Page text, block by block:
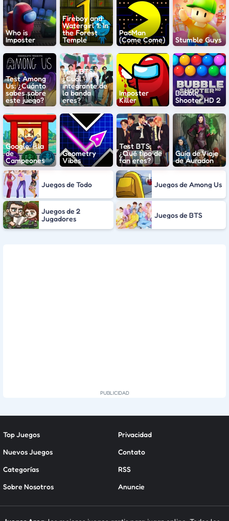
Who is
Imposter
Fireboy and
Watergirl 1: In
the Forest
Temple
PacMan
(Come Come)
Stumble Guys
Test Among
Us: ¿Cuánto
sabes sobre
este juego?
Test BTS:
¿Cuál
integrante de
la banda
eres?
Imposter
Killer
Bubble
Shooter HD 2
Google: Isla
de
Campeones
Geometry
Vibes
Test BTS:
¿Qué tipo de
fan eres?
Guía de Viaje
de Áuradon
Juegos de Todo Juegos de Among Us
Juegos de 2
Jugadores
Juegos de BTS
Top Juegos
Nuevos Juegos
Categorías
Sobre Nosotros
Privacidad
Contato
RSS
Anuncie